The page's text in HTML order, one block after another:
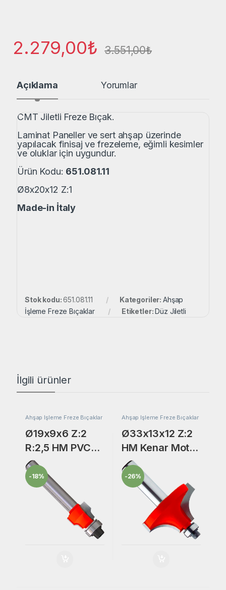
2.279,00₺ 3.551,00₺
Açıklama Yorumlar
CMT Jiletli Freze Bıçak.
Laminat Paneller ve sert ahşap üzerinde
yapılacak finisaj ve frezeleme, eğimli kesimler
ve oluklar için uygundur.
Ürün Kodu: 651.081.11
Ø8x20x12 Z:1
Made-in İtaly
Stok kodu:651.081.11 Kategoriler: Ahşap
İşleme Freze Bıçaklar
Etiketler:Düz Jiletli
İlgili ürünler
Ahşap İşleme Freze Bıçaklar
Ø19x9x6 Z:2
R:2,5 HM PVC
Kenar
Temizleme
Freze Bıçak
-18%
Ahşap İşleme Freze Bıçaklar
Ø33x13x12 Z:2
HM Kenar Motif
Freze Bıçak
-26%